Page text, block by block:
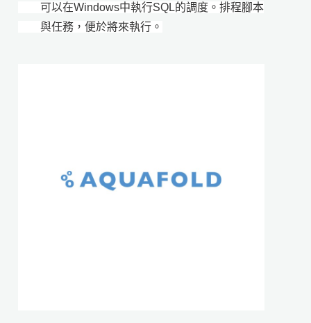
可以在Windows中執行SQL的調度。排程腳本
與任務，便於將來執行。